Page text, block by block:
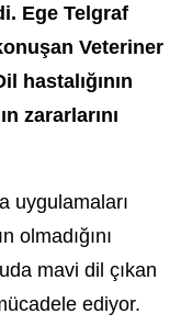
Ege Telgraf
Veteriner
hastalığının
zararlarını
uygulamaları
olmadığını
mavi dil çıkan
ediyor.